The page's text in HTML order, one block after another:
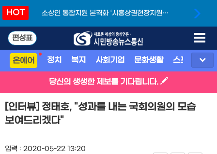
HOT
소상인 통합지원 본격화 ‘시흥상권현장지원단’
편성표
온에어 정치 복지 사회기업 문화생활 스포츠 지
당신의 생생한 제보를 기다립니다.
[인터뷰] 정태호, "성과를 내는 국회의원의 모습
보여드리겠다"
입력 : 2020-05-22 13:20